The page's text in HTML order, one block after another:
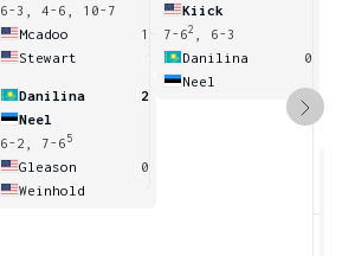
6-3, 4-6, 10-7
Mcadoo
1
Stewart
Danilina
2
Neel
6-2, 7-6 5
Gleason
0
Weinhold
Kiick
7-62
, 6-3
Danilina
0
Neel